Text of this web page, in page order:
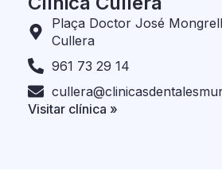
Plaça Doctor José
Cullera
961 73 29 14
Visitar clínica »